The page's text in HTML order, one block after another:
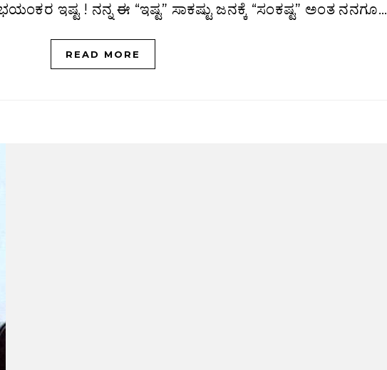
ಇಷ್ಟ ! ನನ್ನ ಈ “ಇಷ್ಟ” ಸಾಕಷ್ಟು ಜನಕ್ಕೆ “ಸಂಕಷ್ಟ” ಅಂತ ನನಗೂ…
READ MORE